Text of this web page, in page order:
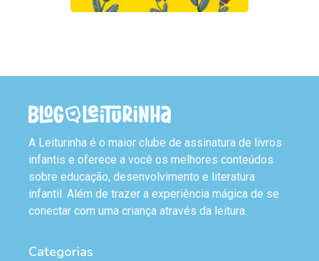
A Leiturinha é o maior clube de assinatura de livros
infantis e oferece a você os melhores conteúdos
sobre educação, desenvolvimento e literatura
infantil. Além de trazer a experiência mágica de se
conectar com uma criança através da leitura.
Categorias